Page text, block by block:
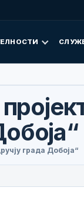
града Добоја“